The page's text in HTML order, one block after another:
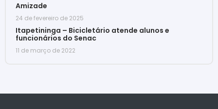
Amizade
24 de fevereiro de 2025
Itapetininga – Bicicletário atende alunos e
funcionários do Senac
11 de março de 2022